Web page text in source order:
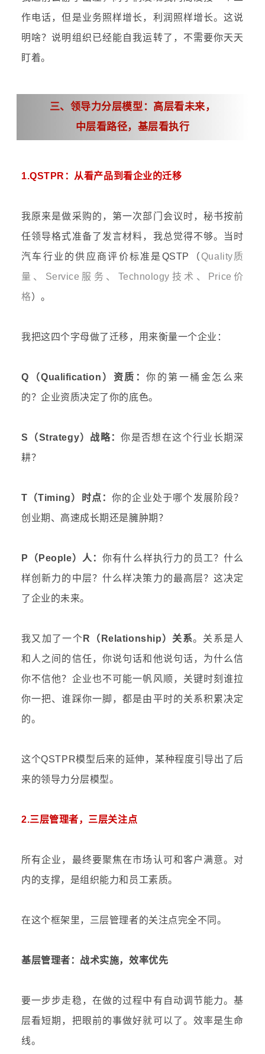
作电话，但是业务照样增长，利润照样增长。这说
明啥？说明组织已经能自我运转了，不需要你天天
盯着。
三、 领导力分层模型：高层看未来，
中层看路径，基层看执行
1.QSTPR：从看产品到看企业的迁移
我原来是做采购的，第一次部门会议时，秘书按前
任领导格式准备了发言材料，我总觉得不够。当时
汽车行业的供应商评价标准是QSTP（Quality质
量、Service服务、Technology技术、Price价
格）。
我把这四个字母做了迁移，用来衡量一个企业：
Q（Qualification）资质：你的第一桶金怎么来
的？企业资质决定了你的底色。
S（Strategy）战略：你是否想在这个行业长期深
耕？
T（Timing）时点：你的企业处于哪个发展阶段？
创业期、高速成长期还是臃肿期？
P（People）人：你有什么样执行力的员工？什么
样创新力的中层？什么样决策力的最高层？这决定
了企业的未来。
我又加了一个 R（Relationship）关系。关系是人
和人之间的信任，你说句话和他说句话，为什么信
你不信他？企业也不可能一帆风顺，关键时刻谁拉
你一把、谁踩你一脚，都是由平时的关系积累决定
的。
这个QSTPR模型后来的延伸，某种程度引导出了后
来的领导力分层模型。
2.三层管理者，三层关注点
所有企业，最终要聚焦在市场认可和客户满意。对
内的支撑，是组织能力和员工素质。
在这个框架里，三层管理者的关注点完全不同。
基层管理者：战术实施，效率优先
要一步步走稳，在做的过程中有自动调节能力。基
层看短期，把眼前的事做好就可以了。效率是生命
线。